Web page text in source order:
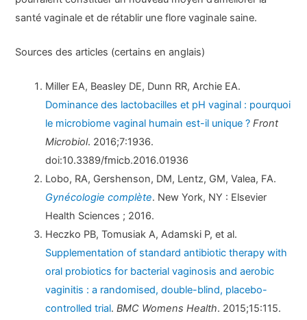
santé vaginale et de rétablir une flore vaginale saine.
Sources des articles (certains en anglais)
Miller EA, Beasley DE, Dunn RR, Archie EA.
Dominance des lactobacilles et pH vaginal : pourquoi
le microbiome vaginal humain est-il unique ? Front
Microbiol. 2016;7:1936.
doi:10.3389/fmicb.2016.01936
Lobo, RA, Gershenson, DM, Lentz, GM, Valea, FA.
Gynécologie complète. New York, NY : Elsevier
Health Sciences ; 2016.
Heczko PB, Tomusiak A, Adamski P, et al.
Supplementation of standard antibiotic therapy with
oral probiotics for bacterial vaginosis and aerobic
vaginitis : a randomised, double-blind, placebo-
controlled trial.BMC Womens Health. 2015;15:115.